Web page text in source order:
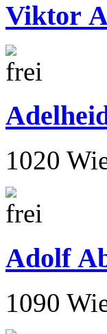
Viktor
1020